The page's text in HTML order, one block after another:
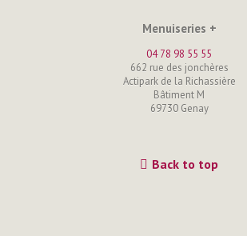
Menuiseries +
04 78 98 55 55
662 rue des jonchères
Actipark de la Richassière
Bâtiment M
69730 Genay
Back to top